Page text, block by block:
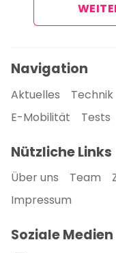
Navigation
Aktuelles Technik
E-Mobilität
Tests
Nützliche Links
Über uns Team
Impressum
Soziale Medien